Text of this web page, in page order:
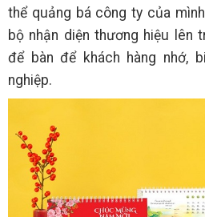
thể quảng bá công ty của
bộ nhận diện thương hiệu lên
để bàn để khách hàng nhớ,
nghiệp.